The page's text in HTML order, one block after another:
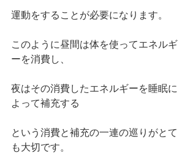
運動をすることが必要になります。
このように昼間は体を使ってエネルギ
ーを消費し、
夜はその消費したエネルギーを睡眠に
よって補充する
という消費と補充の一連の巡りがとて
も大切です。